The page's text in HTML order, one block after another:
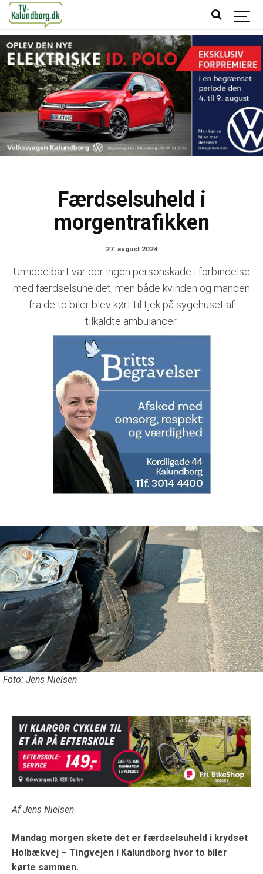
Færdselsuheld i
morgentrafikken
27. august 2024
Umiddelbart var der ingen personskade i forbindelse
med færdselsuheldet, men både kvinden og manden
fra de to biler blev kørt til tjek på sygehuset af
tilkaldte ambulancer.
Foto: Jens Nielsen
Af Jens Nielsen
Mandag morgen skete det er færdselsuheld i krydset
Holbækvej – Tingvejen i Kalundborg hvor to biler
kørte sammen.